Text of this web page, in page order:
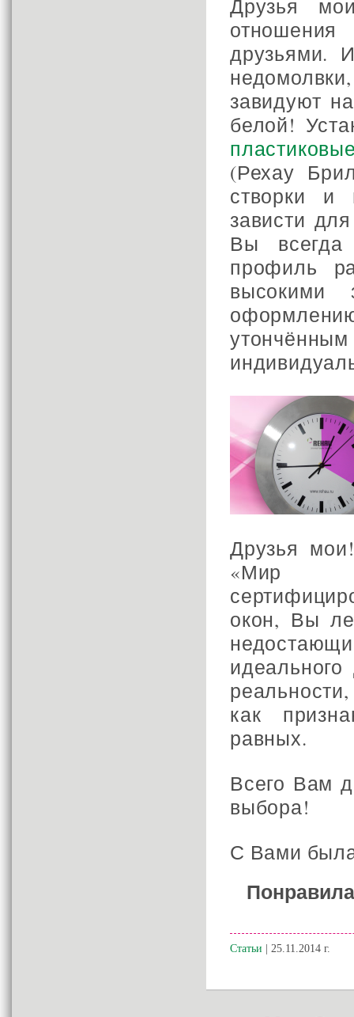
Друзья
друзьями.
завидуют
белой!
(Рехау
створки и
зависти
Вы
профиль
высокими
Друзья
«Мир
окон, Вы
как
равных.
Всего Вам
выбора!
С Вами
Статьи | 25.11.2014 г.